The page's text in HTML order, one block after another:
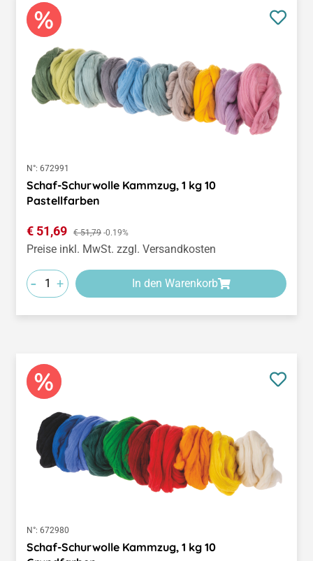
N°: 672991
Schaf-Schurwolle Kammzug, 1 kg 10
Pastellfarben
Verkaufspreis:
€ 51,69 Regulärer Preis:
€ 51,79 -0.19%
Preise inkl. MwSt. zzgl. Versandkosten
- + In den Warenkorb
N°: 672980
Schaf-Schurwolle Kammzug, 1 kg 10